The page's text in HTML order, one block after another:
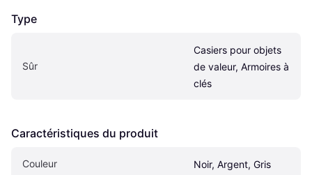
Type
Sûr
Casiers pour objets
de valeur, Armoires à
clés
Caractéristiques du produit
Couleur Noir, Argent, Gris